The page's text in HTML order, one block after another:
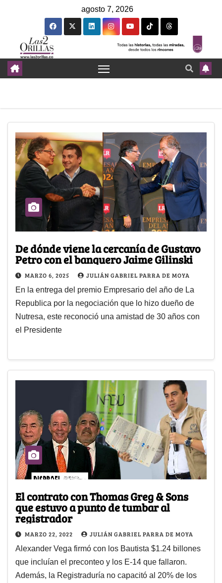
agosto 7, 2026
De dónde viene la cercanía de Gustavo
Petro con el banquero Jaime Gilinski
MARZO 6, 2025 JULIÁN GABRIEL PARRA DE MOYA
En la entrega del premio Empresario del año de La
Republica por la negociación que lo hizo dueño de
Nutresa, este reconoció una amistad de 30 años con
el Presidente
El contrato con Thomas Greg & Sons
que estuvo a punto de tumbar al
registrador
MARZO 22, 2022 JULIÁN GABRIEL PARRA DE MOYA
Alexander Vega firmó con los Bautista $1.24 billones
que incluían el preconteo y los E-14 que fallaron.
Además, la Registraduría no capacitó al 20% de los